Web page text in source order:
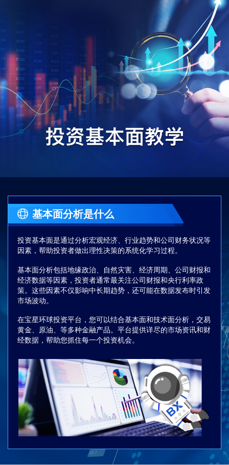
基本面分析是什么
投资基本面是通过分析宏观经济、行业趋势和公司财务状况等
因素，帮助投资者做出理性决策的系统化学习过程。
基本面分析包括地缘政治、自然灾害、经济周期、公司财报和
经济数据等因素，投资者通常最关注公司财报和央行利率政
策。这些因素不仅影响中长期趋势，还可能在数据发布时引发
市场波动。
在宝星环球投资平台，您可以结合基本面和技术面分析，交易
黄金、原油、等多种金融产品。平台提供详尽的市场资讯和财
经数据，帮助您抓住每一个投资机会。